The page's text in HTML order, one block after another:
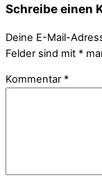
Schreibe einen
Deine E-Mail-
Felder sind mit *
Kommentar *